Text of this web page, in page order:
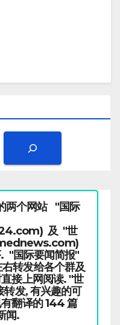
两个网站 "国际
及 "世
"国际要闻简报"
转发给各个群及
接上网阅读. "世
转发, 有兴趣的可
翻译的 144 篇
闻.